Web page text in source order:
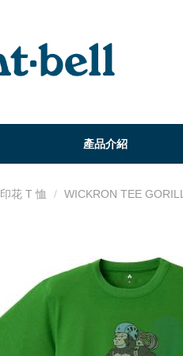
產品介紹
印花 T 恤 WICKRON TEE